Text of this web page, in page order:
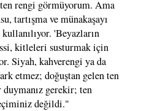
rengi görmüyorum. Ama
tartışma ve münakaşayı
'Beyazların
kitleleri susturmak için
Siyah, kahverengi ya da
etmez; doğuştan gelen ten
gerekir; ten
değildi."